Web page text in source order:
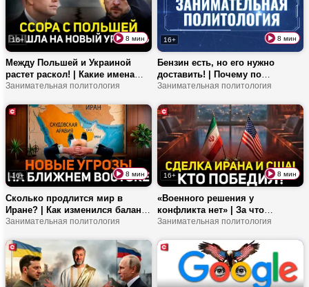
16+ 8 мин
Между Польшей и Украиной
растет раскол! | Какие имена
внесут в украинский
националисты становятся
героями?
Занимательная политология
16+ 8 мин
Бензин есть, но его нужно
доставить! | Почему по
Крымскому мосту топливо
зарабатывает Зеленский?
Занимательная политология
16+ 8 мин
Сколько продлится мир в
Иране? | Как изменился баланс
сил на Ближнем Востоке? | Как
переговорами?
Занимательная политология
16+ 8 мин
«Военного решения у
конфликта нет» | За что
выступают мусульманские
это капитуляция США?
Занимательная политология